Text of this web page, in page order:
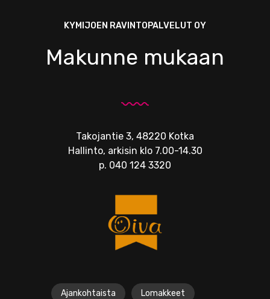
KYMIJOEN RAVINTOPALVELUT OY
Makunne mukaan
Takojantie 3, 48220 Kotka
Hallinto, arkisin klo 7.00-14.30
p. 040 124 3320
Ajankohtaista Lomakkeet